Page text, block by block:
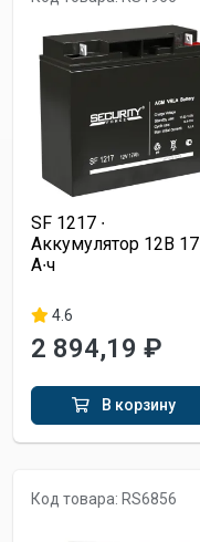
SF 1217 ∙
Аккумулятор 12В 17
А∙ч
4.6
2 894,19 ₽
В корзину
Код товара: RS6856